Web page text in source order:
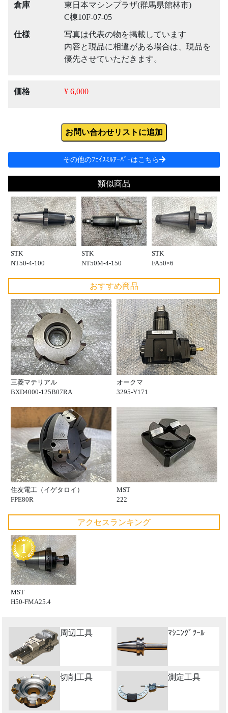
倉庫
東日本マシンプラザ(群馬県館林市)
C棟10F-07-05
仕様
写真は代表の物を掲載しています
内容と現品に相違がある場合は、現品を
優先させていただきます。
価格 ¥ 6,000
お問い合わせリストに追加
その他のﾌｪｲｽﾐﾙｱｰﾊﾞｰはこちら
類似商品
STK
NT50-4-100
STK
NT50M-4-150
STK
FA50×6
おすすめ商品
三菱マテリアル
BXD4000-125B07RA
オークマ
3295-Y171
住友電工（イゲタロイ）
FPE80R
MST
222
アクセスランキング
MST
H50-FMA25.4
周辺工具 ﾏｼﾆﾝｸﾞﾂｰﾙ
切削工具 測定工具